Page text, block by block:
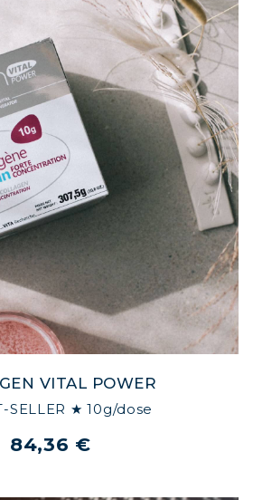
VITAL POWER
SELLER ★ 10g/dose
84,36 €